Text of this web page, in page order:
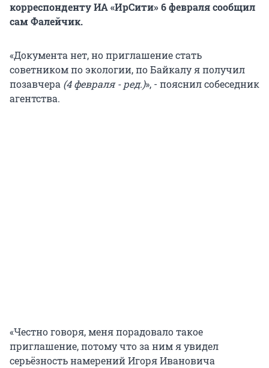
корреспонденту ИА «ИрСити» 6 февраля сообщил
сам Фалейчик.
«Документа нет, но приглашение стать
советником по экологии, по Байкалу я получил
позавчера (4 февраля - ред.)», - пояснил собеседник
агентства.
«Честно говоря, меня порадовало такое
приглашение, потому что за ним я увидел
серьёзность намерений Игоря Ивановича